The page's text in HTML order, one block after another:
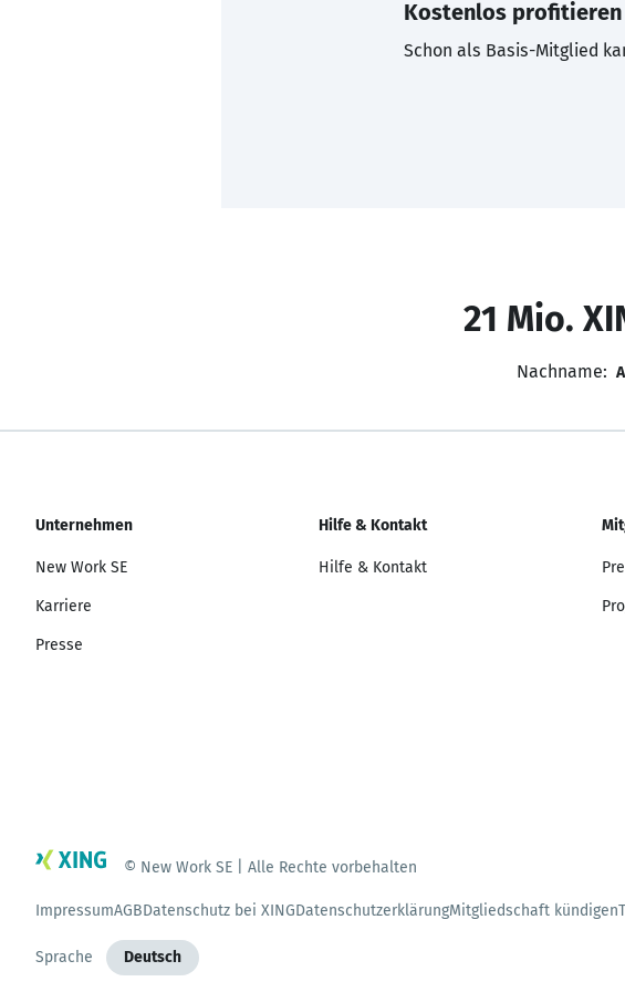
Kostenlos profitieren
Schon als Basis-Mitglied
21 Mio.
Nachname: A
Unternehmen
New Work SE
Karriere
Presse
Hilfe & Kontakt
Hilfe & Kontakt
© New Work SE | Alle Rechte vorbehalten
ImpressumAGBDatenschutz bei XINGDatenschutzerklärungMitgliedschaft kündigen
Sprache Deutsch